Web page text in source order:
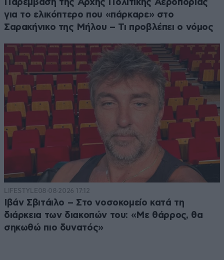
Παρέμβαση της Αρχής Πολιτικής Αεροπορίας
για το ελικόπτερο που «πάρκαρε» στο
Σαρακήνικο της Μήλου – Τι προβλέπει ο νόμος
LIFESTYLE08·08·2026 17:12
Ιβάν Σβιτάιλο – Στο νοσοκομείο κατά τη
διάρκεια των διακοπών του: «Με θάρρος, θα
σηκωθώ πιο δυνατός»